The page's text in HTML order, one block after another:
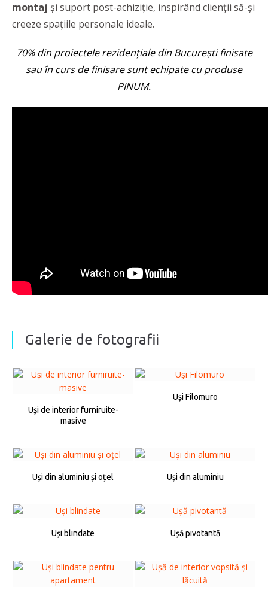
montaj și suport post-achiziție, inspirând clienții să-și
creeze spațiile personale ideale.
70% din proiectele rezidențiale din București finisate
sau în curs de finisare sunt echipate cu produse
PINUM.
Galerie de fotografii
Uși de interior furniruite-
masive
Uși Filomuro
Uși din aluminiu și oțel Uși din aluminiu
Uși blindate Ușă pivotantă